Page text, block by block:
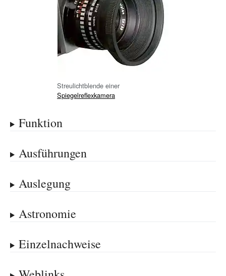
Streulichtblende einer
Spiegelreflexkamera
Funktion
Ausführungen
Auslegung
Astronomie
Einzelnachweise